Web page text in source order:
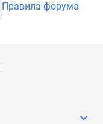
Правила форума